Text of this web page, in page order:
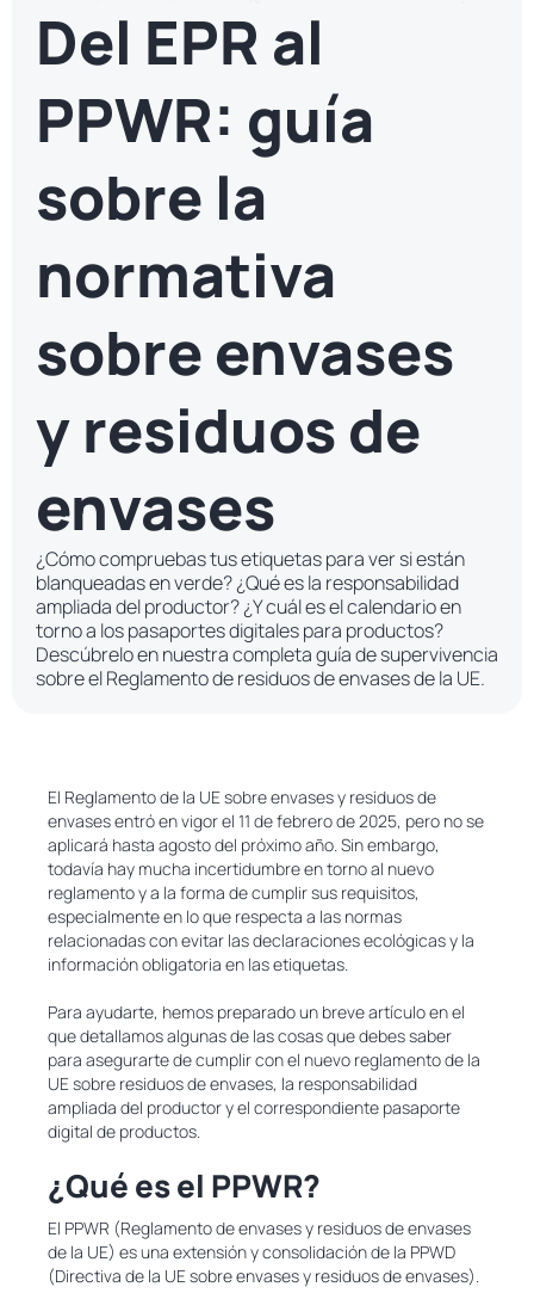
Del EPR al
PPWR: guía
sobre la
normativa
sobre envases
y residuos de
envases
¿Cómo compruebas tus etiquetas para ver si están
blanqueadas en verde? ¿Qué es la responsabilidad
ampliada del productor? ¿Y cuál es el calendario en
torno a los pasaportes digitales para productos?
Descúbrelo en nuestra completa guía de supervivencia
sobre el Reglamento de residuos de envases de la UE.
El Reglamento de la UE sobre envases y residuos de
envases entró en vigor el 11 de febrero de 2025, pero no se
aplicará hasta agosto del próximo año. Sin embargo,
todavía hay mucha incertidumbre en torno al nuevo
reglamento y a la forma de cumplir sus requisitos,
especialmente en lo que respecta a las normas
relacionadas con evitar las declaraciones ecológicas y la
información obligatoria en las etiquetas.
Para ayudarte, hemos preparado un breve artículo en el
que detallamos algunas de las cosas que debes saber
para asegurarte de cumplir con el nuevo reglamento de la
UE sobre residuos de envases, la responsabilidad
ampliada del productor y el correspondiente pasaporte
digital de productos.
¿Qué es el PPWR?
El PPWR (Reglamento de envases y residuos de envases
de la UE) es una extensión y consolidación de la PPWD
(Directiva de la UE sobre envases y residuos de envases).